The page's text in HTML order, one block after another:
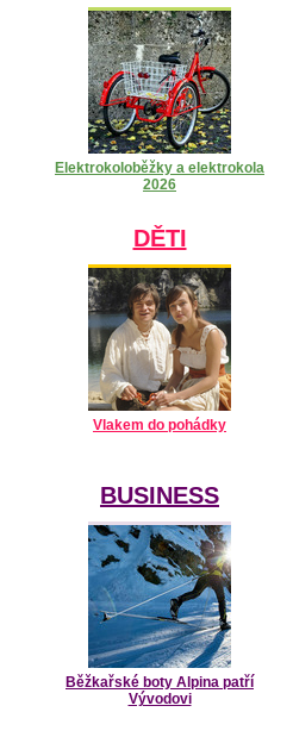
Elektrokoloběžky a elektrokola
2026
DĚTI
Vlakem do pohádky
BUSINESS
Běžkařské boty Alpina patří
Vývodovi